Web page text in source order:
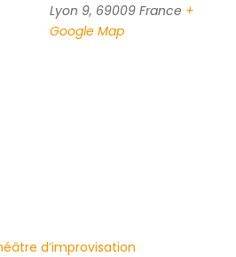
Lyon 9, 69009 France +
Google Map
d’improvisation